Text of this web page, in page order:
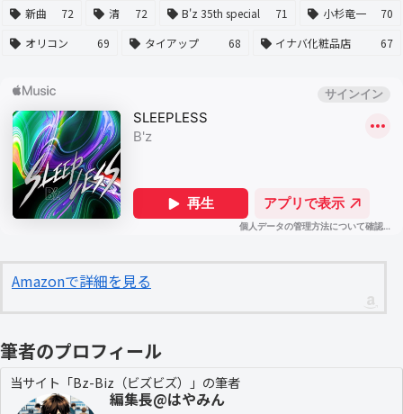
新曲
72 清 72 B'z 35th special 71 小杉竜一
70
オリコン
69 タイアップ 68 イナバ化粧品店 67
Amazonで詳細を見る
筆者のプロフィール
当サイト「Bz-Biz（ビズビズ）」の筆者
編集長@はやみん